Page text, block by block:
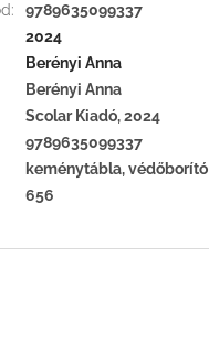
:
9789635099337
2024
Berényi Anna
Berényi Anna
Scolar Kiadó, 2024
9789635099337
keménytábla, védőborító
656